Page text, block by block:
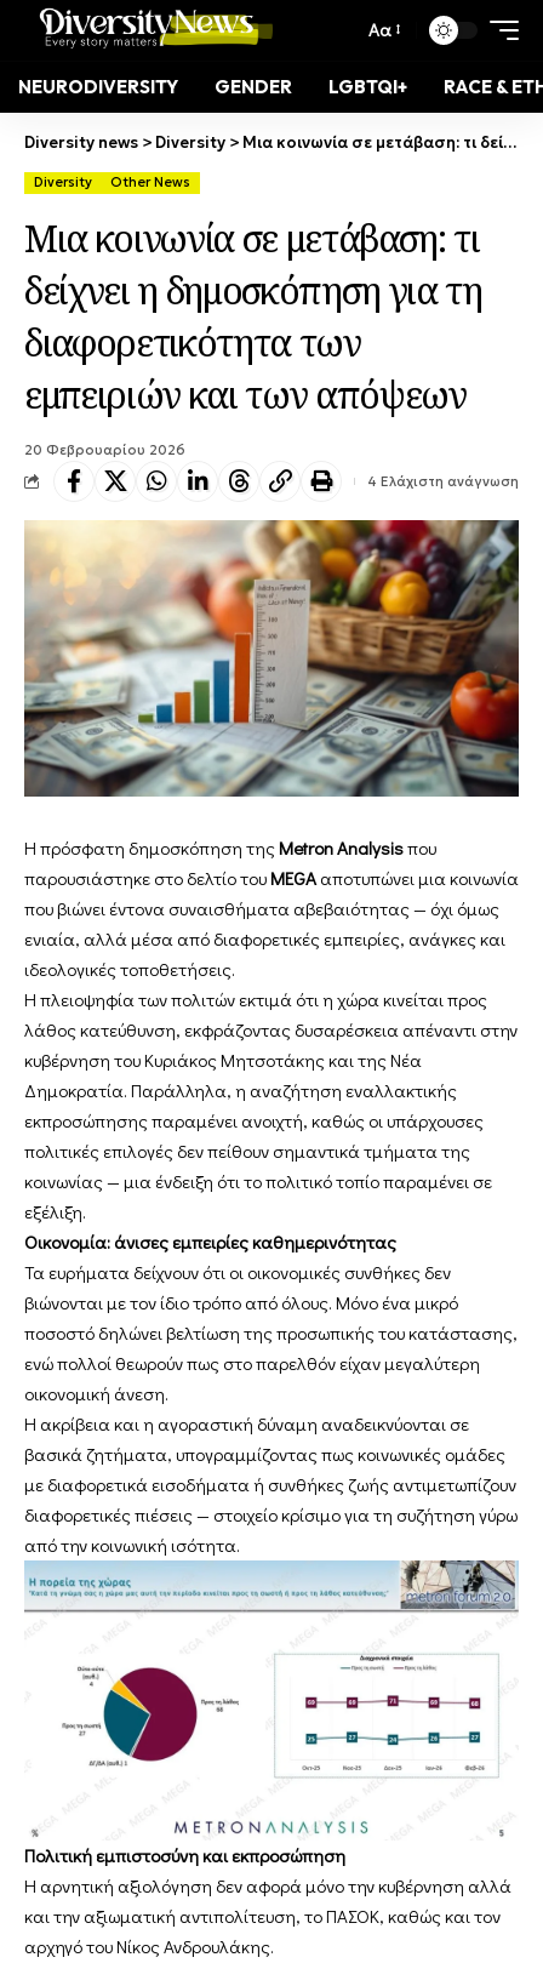
Αα
NEURODIVERSITY GENDER LGBTQI+ RACE &
Diversity news > Diversity > Μια κοινωνία σε μετάβαση: τι δείχνει η δημοσκόπηση για τη διαφορετικότητα των εμπειριών και των απόψεων
Diversity Other News
Μια κοινωνία σε μετάβαση: τι
δείχνει η δημοσκόπηση για τη
διαφορετικότητα των
εμπειριών και των απόψεων
20 Φεβρουαρίου 2026
4 Ελάχιστη ανάγνωση
Η πρόσφατη δημοσκόπηση τηςMetron Analysisπου
παρουσιάστηκε στο δελτίο τουMEGAαποτυπώνει μια κοινωνία
που βιώνει έντονα συναισθήματα αβεβαιότητας — όχι όμως
ενιαία, αλλά μέσα από διαφορετικές εμπειρίες, ανάγκες και
ιδεολογικές τοποθετήσεις.
Η πλειοψηφία των πολιτών εκτιμά ότι η χώρα κινείται προς
λάθος κατεύθυνση, εκφράζοντας δυσαρέσκεια απέναντι στην
κυβέρνηση του Κυριάκος Μητσοτάκης και της Νέα
Δημοκρατία. Παράλληλα, η αναζήτηση εναλλακτικής
εκπροσώπησης παραμένει ανοιχτή, καθώς οι υπάρχουσες
πολιτικές επιλογές δεν πείθουν σημαντικά τμήματα της
κοινωνίας — μια ένδειξη ότι το πολιτικό τοπίο παραμένει σε
εξέλιξη.
Οικονομία: άνισες εμπειρίες καθημερινότητας
Τα ευρήματα δείχνουν ότι οι οικονομικές συνθήκες δεν
βιώνονται με τον ίδιο τρόπο από όλους. Μόνο ένα μικρό
ποσοστό δηλώνει βελτίωση της προσωπικής του κατάστασης,
ενώ πολλοί θεωρούν πως στο παρελθόν είχαν μεγαλύτερη
οικονομική άνεση.
Η ακρίβεια και η αγοραστική δύναμη αναδεικνύονται σε
βασικά ζητήματα, υπογραμμίζοντας πως κοινωνικές ομάδες
με διαφορετικά εισοδήματα ή συνθήκες ζωής αντιμετωπίζουν
διαφορετικές πιέσεις — στοιχείο κρίσιμο για τη συζήτηση γύρω
από την κοινωνική ισότητα.
Πολιτική εμπιστοσύνη και εκπροσώπηση
Η αρνητική αξιολόγηση δεν αφορά μόνο την κυβέρνηση αλλά
και την αξιωματική αντιπολίτευση, το ΠΑΣΟΚ, καθώς και τον
αρχηγό του Νίκος Ανδρουλάκης.